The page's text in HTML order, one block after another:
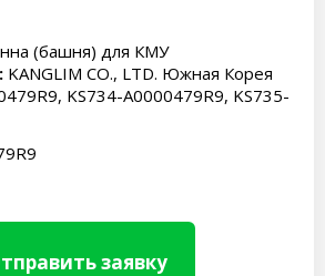
(башня) для КМУ
KANGLIM CO., LTD. Южная Корея
KS734-A0000479R9, KS735-
заявку